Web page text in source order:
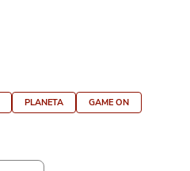
PLANETA
GAME ON